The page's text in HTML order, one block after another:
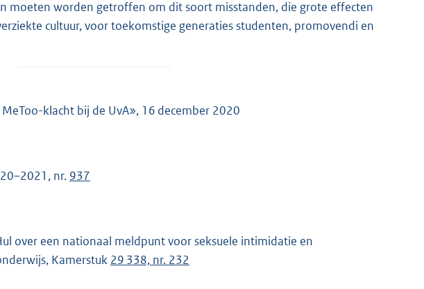
moeten worden getroffen om dit soort misstanden, die grote effecten
cultuur, voor toekomstige generaties studenten, promovendi en
klacht bij de UvA», 16 december 2020
nr. 937
over een nationaal meldpunt voor seksuele intimidatie en
Kamerstuk 29 338, nr. 232